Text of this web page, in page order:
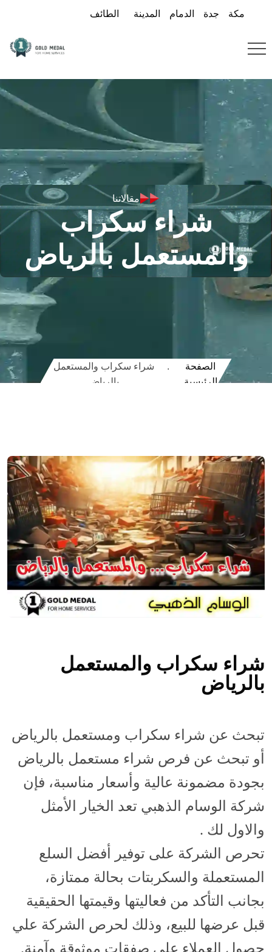
مكة جدة الدمام المدينة الطائف
مقالاتنا
شراء سكراب
والمستعمل بالرياض
الصفحة
الرئيسية
.
شراء سكراب والمستعمل
بالرياض
شراء سكراب والمستعمل
بالرياض
تبحث عن شراء سكراب ومستعمل بالرياض
أو تبحث عن فرص شراء مستعمل بالرياض
بجودة مضمونة عالية وأسعار مناسبة، فإن
شركة الوسام الذهبي تعد الخيار الأمثل
والاول لك .
تحرص الشركة على توفير أفضل السلع
المستعملة والسكربتات بحالة ممتازة،
بجانب التأكد من فعاليتها وقيمتها الحقيقية
قبل عرضها للبيع، وذلك لحرص الشركة علي
حصول العملاء على صفقات موثوقة وآمنة.